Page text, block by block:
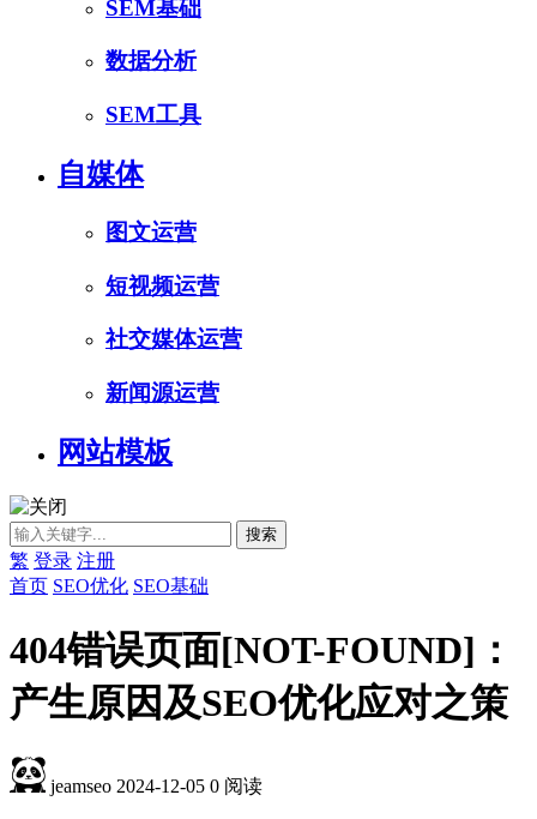
SEM基础
数据分析
SEM工具
自媒体
图文运营
短视频运营
社交媒体运营
新闻源运营
网站模板
繁 登录 注册
首页 SEO优化 SEO基础
404错误页面[NOT-FOUND]：
产生原因及SEO优化应对之策
jeamseo 2024-12-05 0 阅读